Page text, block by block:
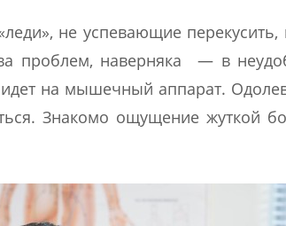
не успевающие
проблем, наверняка — в
на мышечный аппарат.
Знакомо ощущение жуткой